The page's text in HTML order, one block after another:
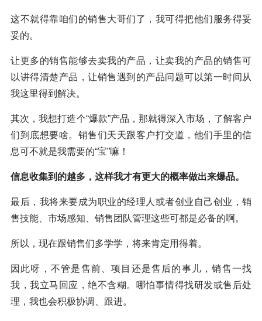
这不就得靠咱们的销售大哥们了，我可得把他们服务得妥
妥的。
让更多的销售能够去卖我的产品，让卖我的产品的销售可
以讲得清楚产品，让销售遇到的产品问题可以第一时间从
我这里得到解决。
其次，我想打造个“爆款”产品，那就得深入市场，了解客户
们到底想要啥。销售们天天跟客户打交道，他们手里的信
息可不就是我需要的“宝”嘛！
信息收集到的越多，这样我才有更大的概率做出来爆品。
最后，我将来要成为职业的经理人或者创业自己创业，销
售技能、市场感知、销售团队管理这些可都是必备的啊。
所以，现在跟销售们多学学，将来肯定用得着。
因此呀，不管是售前、项目还是售后的事儿，销售一找
我，我立马回应，绝不含糊。哪怕事情得找研发或售后处
理，我也会积极协调、跟进。